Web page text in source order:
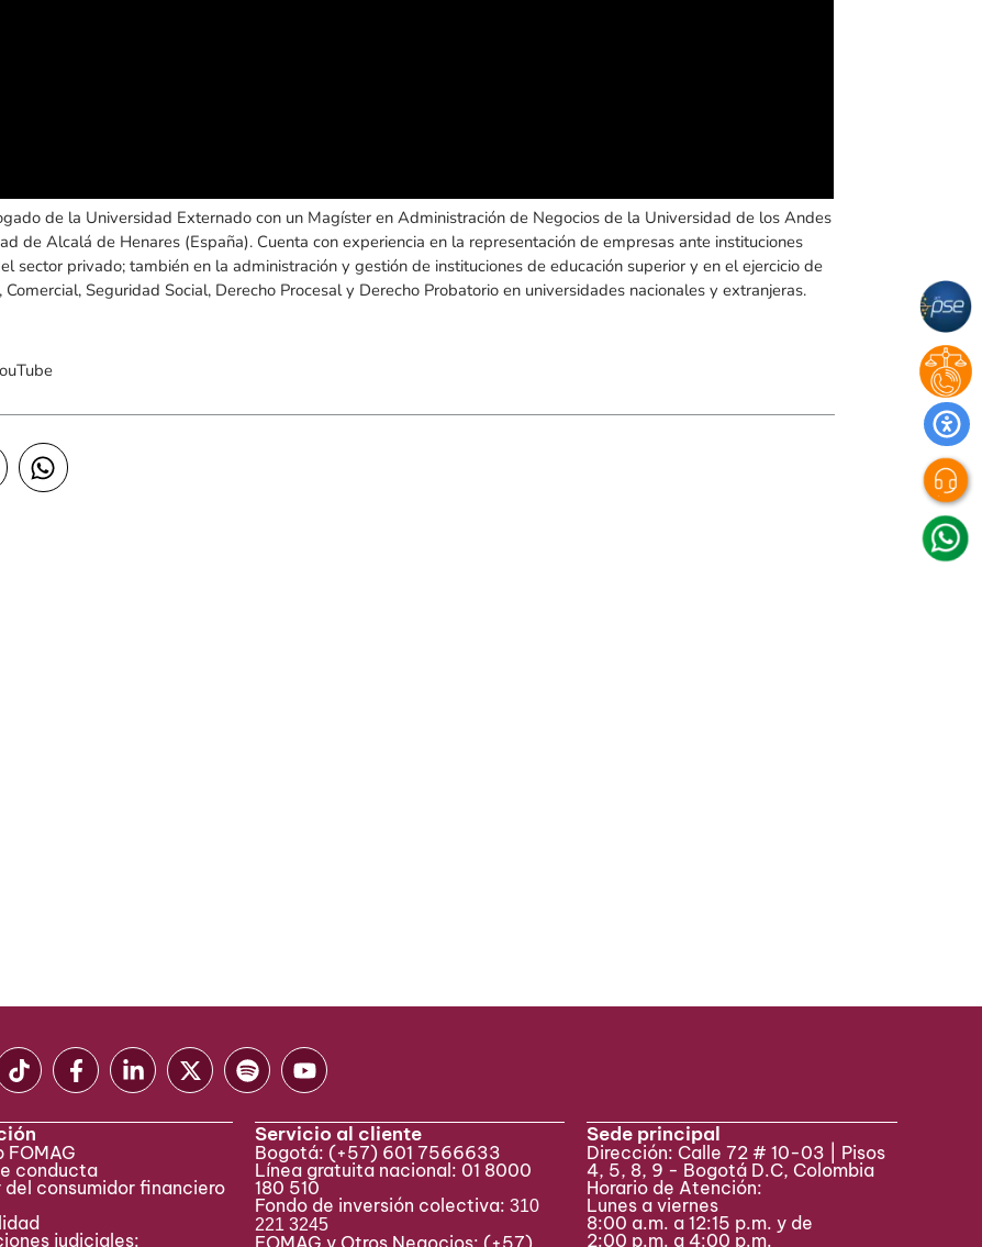
de la Universidad Externado con un Magíster en Administración de Negocios de la Universidad de los Andes
de Alcalá de Henares (España). Cuenta con experiencia en la representación de empresas ante instituciones
sector privado; también en la administración y gestión de instituciones de educación superior y en el ejercicio de
Seguridad Social, Derecho Procesal y Derecho Probatorio en universidades nacionales y extranjeras.
FOMAG
conducta
del consumidor financiero
judiciales:
Servicio al cliente
Bogotá: (+57) 601 7566633
Línea gratuita nacional: 01 8000
180 510
Fondo de inversión colectiva: 310
221 3245
Sede principal
Dirección: Calle 72 # 10-03 | Pisos
4, 5, 8, 9 - Bogotá D.C, Colombia
Horario de Atención:
Lunes a viernes
8:00 a.m. a 12:15 p.m. y de
2:00 p.m. a 4:00 p.m.